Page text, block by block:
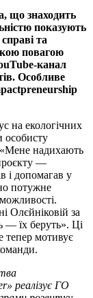
що знаходить
показують
та
повагою
канал
Особливе
на екологічних
особисту
«Мене надихають
—
і допомагав у
потужне
Олєйніковій за
— їх беруть». Ці
тепер мотивує
реалізує ГО